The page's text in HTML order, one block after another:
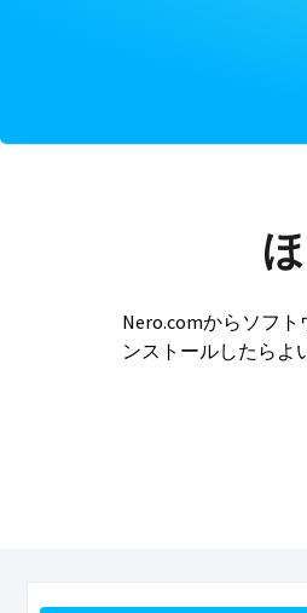
Nero.comからソフ
ンストールしたらよ